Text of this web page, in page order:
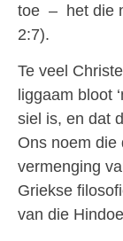
toe – het die
2:7).
Te veel
liggaam bloot
siel is, en dat
Ons noem die
vermenging
Griekse
van die